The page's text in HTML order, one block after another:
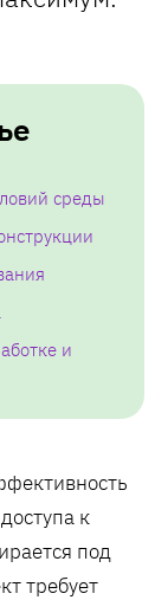
среды
и
к
под
требует